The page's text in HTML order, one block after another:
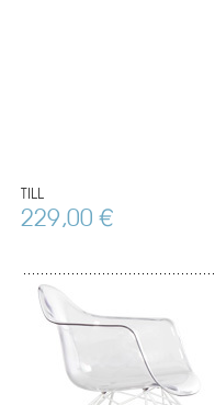
TILL
229,00 €